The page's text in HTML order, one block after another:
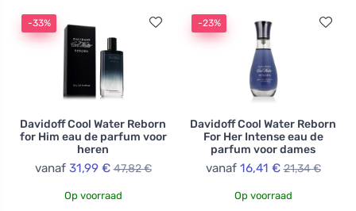
-33%
Davidoff Cool Water Reborn
for Him eau de parfum voor
heren
vanaf 31,99 € 47,82 €
Op voorraad
-23%
Davidoff Cool Water Reborn
For Her Intense eau de
parfum voor dames
vanaf 16,41 € 21,34 €
Op voorraad